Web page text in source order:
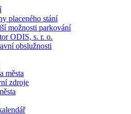
placeného stání
možnosti parkování
ODIS, s. r. o.
obslužnosti
města
zdroje